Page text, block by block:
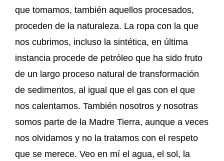
que tomamos, también aquellos procesados,
proceden de la naturaleza. La ropa con la que
nos cubrimos, incluso la sintética, en última
instancia procede de petróleo que ha sido fruto
de un largo proceso natural de transformación
de sedimentos, al igual que el gas con el que
nos calentamos. También nosotros y nosotras
somos parte de la Madre Tierra, aunque a veces
nos olvidamos y no la tratamos con el respeto
que se merece. Veo en mí el agua, el sol, la